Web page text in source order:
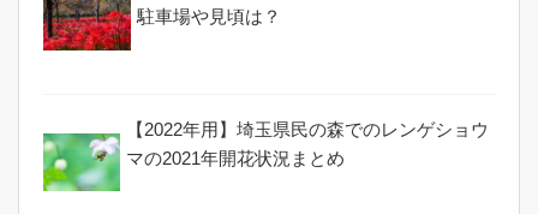
駐車場や見頃は？
【2022年用】埼玉県民の森でのレンゲショウ
マの2021年開花状況まとめ